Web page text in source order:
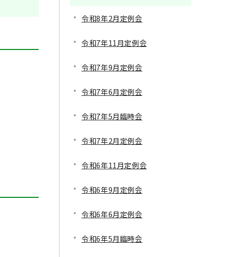
令和8年2月定例会
令和7年11月定例会
令和7年9月定例会
令和7年6月定例会
令和7年5月臨時会
令和7年2月定例会
令和6年11月定例会
令和6年9月定例会
令和6年6月定例会
令和6年5月臨時会